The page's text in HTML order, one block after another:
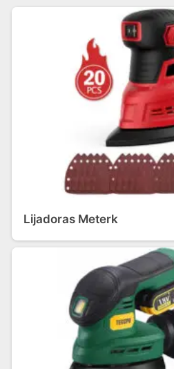
Lijadoras Meterk